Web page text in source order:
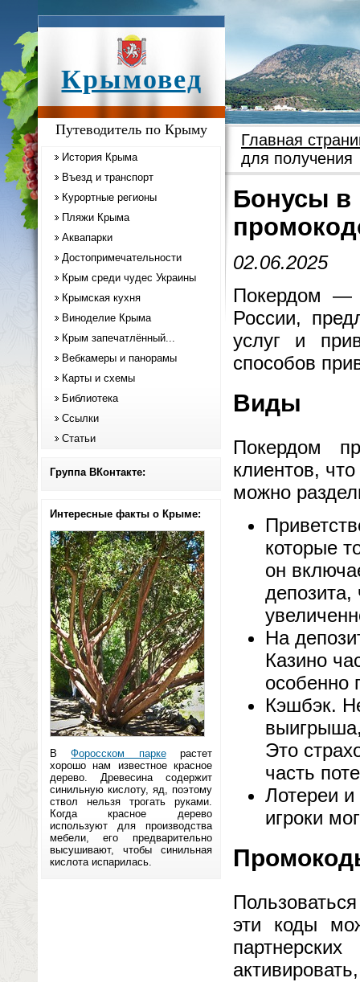
Крымовед
Путеводитель по Крыму
История Крыма
Въезд и транспорт
Курортные регионы
Пляжи Крыма
Аквапарки
Достопримечательности
Крым среди чудес Украины
Крымская кухня
Виноделие Крыма
Крым запечатлённый...
Вебкамеры и панорамы
Карты и схемы
Библиотека
Ссылки
Статьи
Группа ВКонтакте:
Интересные факты о Крыме:
ВФоросском паркерастет
хорошо нам известное красное
дерево. Древесина содержит
синильную кислоту, яд, поэтому
ствол нельзя трогать руками.
Когда красное дерево
используют для производства
мебели, его предварительно
высушивают, чтобы синильная
кислота испарилась.
Главная
для получения
Бонусы в
02.06.2025
Покердом —
России,
услуг и
способов
Виды
Покердом
клиентов,
можно
которые
он
депозита,
На
Казино
особенно
Кэшбэк.
Это
часть
Лотереи
игроки
эти коды